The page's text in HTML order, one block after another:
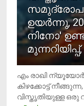
ഉയര്‍ന്നു,
നിനോ'
എം രാഖി
കിഴക്കോട്ട്
വിസ്തൃതിയുള്ള ഒരു